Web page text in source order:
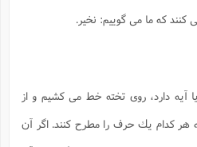
كه ما مى گوييم: نخير.
دارد، روى تخته خط مى كشيم و از
كدام يك حرف را مطرح كنند. اگر آن